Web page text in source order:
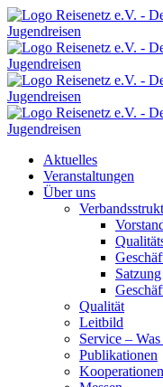
Aktuelles
Veranstaltungen
Über uns
Satzung
Qualität
Leitbild
Service –
Publikationen
Kooperationen